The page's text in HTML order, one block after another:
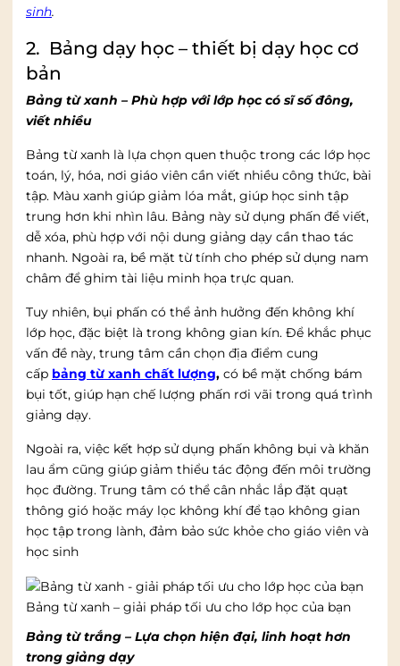
sinh.
2. Bảng dạy học – thiết bị dạy học cơ
bản
Bảng từ xanh – Phù hợp với lớp học có sĩ số đông,
viết nhiều
Bảng từ xanh là lựa chọn quen thuộc trong các lớp học
toán, lý, hóa, nơi giáo viên cần viết nhiều công thức, bài
tập. Màu xanh giúp giảm lóa mắt, giúp học sinh tập
trung hơn khi nhìn lâu. Bảng này sử dụng phấn để viết,
dễ xóa, phù hợp với nội dung giảng dạy cần thao tác
nhanh. Ngoài ra, bề mặt từ tính cho phép sử dụng nam
châm để ghim tài liệu minh họa trực quan.
Tuy nhiên, bụi phấn có thể ảnh hưởng đến không khí
lớp học, đặc biệt là trong không gian kín. Để khắc phục
vấn đề này, trung tâm cần chọn địa điểm cung
cấp bảng từ xanh chất lượng, có bề mặt chống bám
bụi tốt, giúp hạn chế lượng phấn rơi vãi trong quá trình
giảng dạy.
Ngoài ra, việc kết hợp sử dụng phấn không bụi và khăn
lau ẩm cũng giúp giảm thiểu tác động đến môi trường
học đường. Trung tâm có thể cân nhắc lắp đặt quạt
thông gió hoặc máy lọc không khí để tạo không gian
học tập trong lành, đảm bảo sức khỏe cho giáo viên và
học sinh
Bảng từ xanh – giải pháp tối ưu cho lớp học của bạn
Bảng từ trắng – Lựa chọn hiện đại, linh hoạt hơn
trong giảng dạy